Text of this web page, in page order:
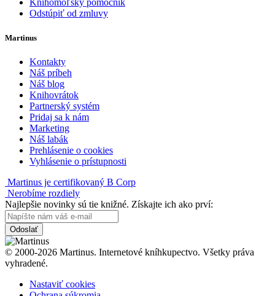
Knihomoľský pomocník
Odstúpiť od zmluvy
Martinus
Kontakty
Náš príbeh
Náš blog
Knihovrátok
Partnerský systém
Pridaj sa k nám
Marketing
Náš labák
Prehlásenie o cookies
Vyhlásenie o prístupnosti
Martinus je certifikovaný B Corp
Nerobíme rozdiely
Najlepšie novinky sú tie knižné. Získajte ich ako prví:
Odoslať
© 2000-2026 Martinus. Internetové kníhkupectvo. Všetky práva
vyhradené.
Nastaviť cookies